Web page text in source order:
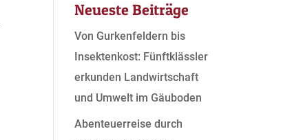
Neueste Beiträge
Von Gurkenfeldern bis
Insektenkost: Fünftklässler
erkunden Landwirtschaft
und Umwelt im Gäuboden
Abenteuerreise durch